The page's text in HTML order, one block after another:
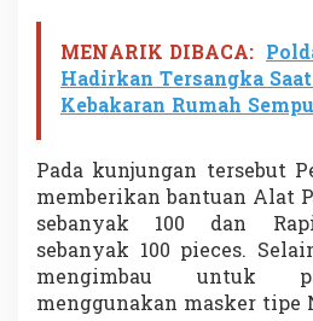
MENARIK DIBACA:
Hadirkan Tersangka
Kebakaran Rumah
Pada kunjungan tersebut
memberikan bantuan Alat
sebanyak 100 dan
sebanyak 100 pieces.
mengimbau untuk
menggunakan masker tipe